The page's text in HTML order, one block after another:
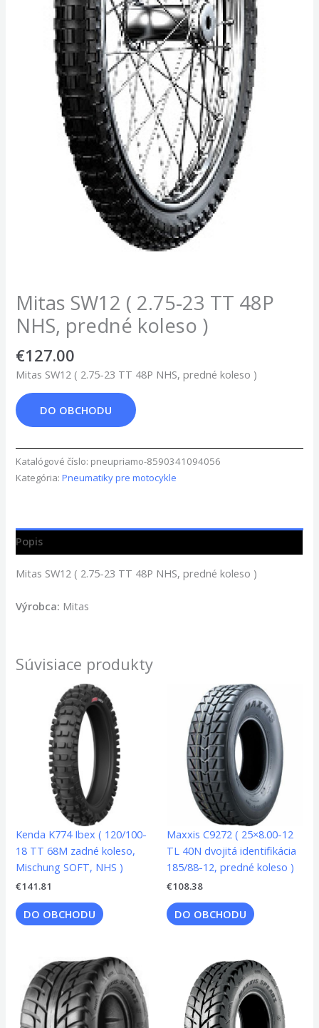
Mitas SW12 ( 2.75-23 TT 48P
NHS, predné koleso )
€127.00
Mitas SW12 ( 2.75-23 TT 48P NHS, predné koleso )
DO OBCHODU
Katalógové číslo: pneupriamo-8590341094056
Kategória:Pneumatiky pre motocykle
Popis
Mitas SW12 ( 2.75-23 TT 48P NHS, predné koleso )
Výrobca: Mitas
Súvisiace produkty
Kenda K774 Ibex ( 120/100-
18 TT 68M zadné koleso,
Mischung SOFT, NHS )
€141.81
DO OBCHODU
Maxxis C9272 ( 25×8.00-12
TL 40N dvojitá identifikácia
185/88-12, predné koleso )
€108.38
DO OBCHODU